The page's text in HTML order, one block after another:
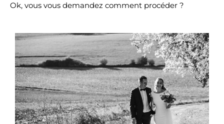
Ok, vous vous demandez comment procéder ?